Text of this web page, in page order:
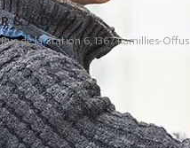
R & A Deco
Rue de la Station 6, 1367 Ramillies-Offus